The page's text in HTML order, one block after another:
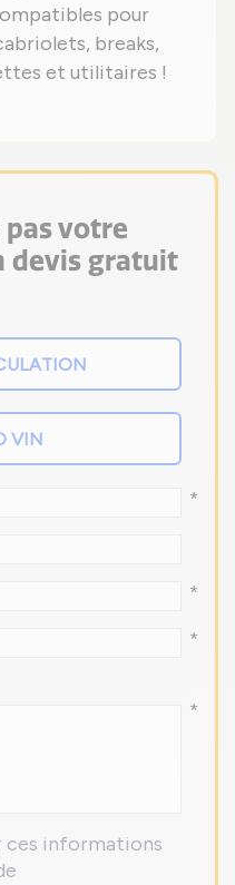
pour
breaks,
et utilitaires !
votre
devis gratuit
*
*
*
*
ces informations